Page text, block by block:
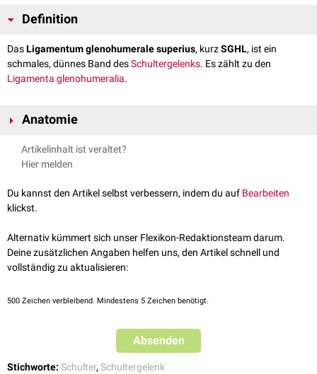
Definition
DasLigamentum glenohumerale superius, kurzSGHL, ist ein
schmales, dünnes Band desSchultergelenks. Es zählt zu den
Ligamenta glenohumeralia.
Anatomie
Das Ligamentum glenohumerale superius hat seinen Ursprung unterhalb
Bizepsankers
Bizepssehne
zum oberen Anteil des Tuberculum minus im Bereich des
medialen
Sulcus intertubercularis humeri
bildet so denBizeps-PulleydesRotatorenintervalls.
Artikelinhalt ist veraltet?
Hier melden
Du kannst den Artikel selbst verbessern, indem du auf Bearbeiten
klickst.
Alternativ kümmert sich unser Flexikon-Redaktionsteam darum.
Deine zusätzlichen Angaben helfen uns, den Artikel schnell und
vollständig zu aktualisieren:
500 Zeichen verbleibend. Mindestens 5 Zeichen benötigt.
Absenden
Stichworte: Schulter, Schultergelenk